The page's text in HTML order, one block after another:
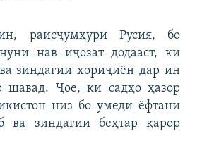
раисҷумҳури Русия, бо
нав иҷозат додааст, ки
зиндагии хориҷиён дар ин
шавад. Ҷое, ки садҳо ҳазор
низ бо умеди ёфтани
ва зиндагии беҳтар қарор